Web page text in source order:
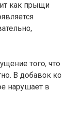
как прыщи
того, что
В добавок ко
нарушает в